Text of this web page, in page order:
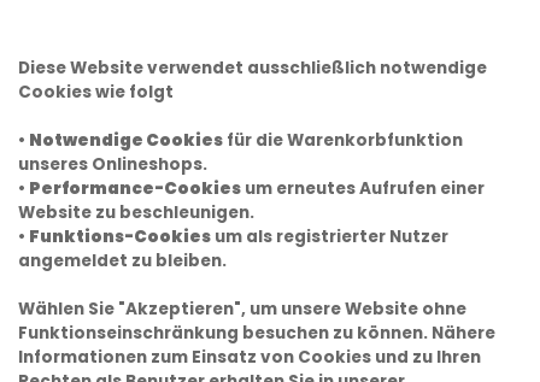
Diese Website verwendet ausschließlich notwendige
Cookies wie folgt
• Notwendige Cookies für die Warenkorbfunktion
unseres Onlineshops.
• Performance-Cookies um erneutes Aufrufen einer
Website zu beschleunigen.
• Funktions-Cookies um als registrierter Nutzer
angemeldet zu bleiben.
Wählen Sie "Akzeptieren", um unsere Website ohne
Funktionseinschränkung besuchen zu können. Nähere
Informationen zum Einsatz von Cookies und zu Ihren